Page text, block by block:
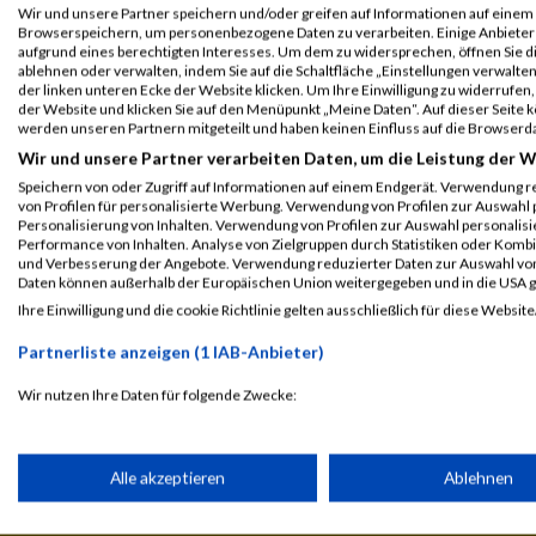
2015
Veranstaltung Stnr First Name Last Name
Ich helfe laufend
Spendenlauf
755 Hannah Kogelnik
Legende:
GPos = Geschlechter Position, KPos = Kategorie Position, TPos
Disqualifiziert
Laufsport Anmeldung
Wir und unsere Partner speichern und/oder greifen auf Informationen auf einem
Browserspeichern, um personenbezogene Daten zu verarbeiten. Einige
aufgrund eines berechtigten Interesses. Um dem zu widersprechen, öffnen Sie
ablehnen oder verwalten, indem Sie auf die Schaltfläche „Einstellungen
der linken unteren Ecke der Website klicken. Um Ihre Einwilligung zu
der Website und klicken Sie auf den Menüpunkt „Meine Daten“. Auf dieser
werden unseren Partnern mitgeteilt und haben keinen Einfluss auf die
Wir und unsere Partner verarbeiten Daten, um die Leistung der
Speichern von oder Zugriff auf Informationen auf einem Endgerät. Verwendung
von Profilen für personalisierte Werbung. Verwendung von Profilen zur
Personalisierung von Inhalten. Verwendung von Profilen zur Auswahl
Performance von Inhalten. Analyse von Zielgruppen durch Statistiken oder
und Verbesserung der Angebote. Verwendung reduzierter Daten zur Auswahl
Daten können außerhalb der Europäischen Union weitergegeben und in die USA
Ihre Einwilligung und die cookie Richtlinie gelten ausschließlich für diese
Partnerliste anzeigen (1 IAB-Anbieter)
Wir nutzen Ihre Daten für folgende Zwecke:
Speichern von oder Zugriff auf Informationen auf einem
Alle akzeptieren Ablehnen